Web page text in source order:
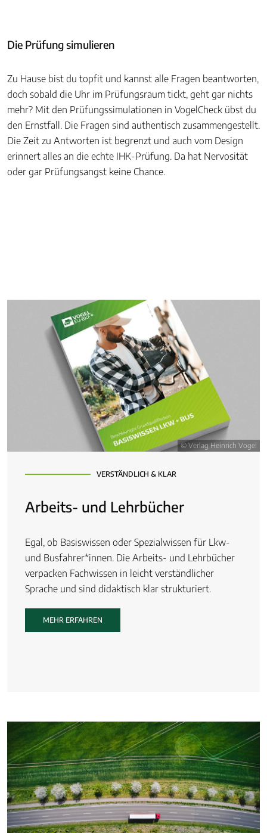
Die Prüfung simulieren
Zu Hause bist du topfit und kannst alle Fragen beantworten,
doch sobald die Uhr im Prüfungsraum tickt, geht gar nichts
mehr? Mit den Prüfungssimulationen in VogelCheck übst du
den Ernstfall. Die Fragen sind authentisch zusammengestellt.
Die Zeit zu Antworten ist begrenzt und auch vom Design
erinnert alles an die echte IHK-Prüfung. Da hat Nervosität
oder gar Prüfungsangst keine Chance.
© Verlag Heinrich Vogel
VERSTÄNDLICH & KLAR
Arbeits- und Lehrbücher
Egal, ob Basiswissen oder Spezialwissen für Lkw-
und Busfahrer*innen. Die Arbeits- und Lehrbücher
verpacken Fachwissen in leicht verständlicher
Sprache und sind didaktisch klar strukturiert.
MEHR ERFAHREN